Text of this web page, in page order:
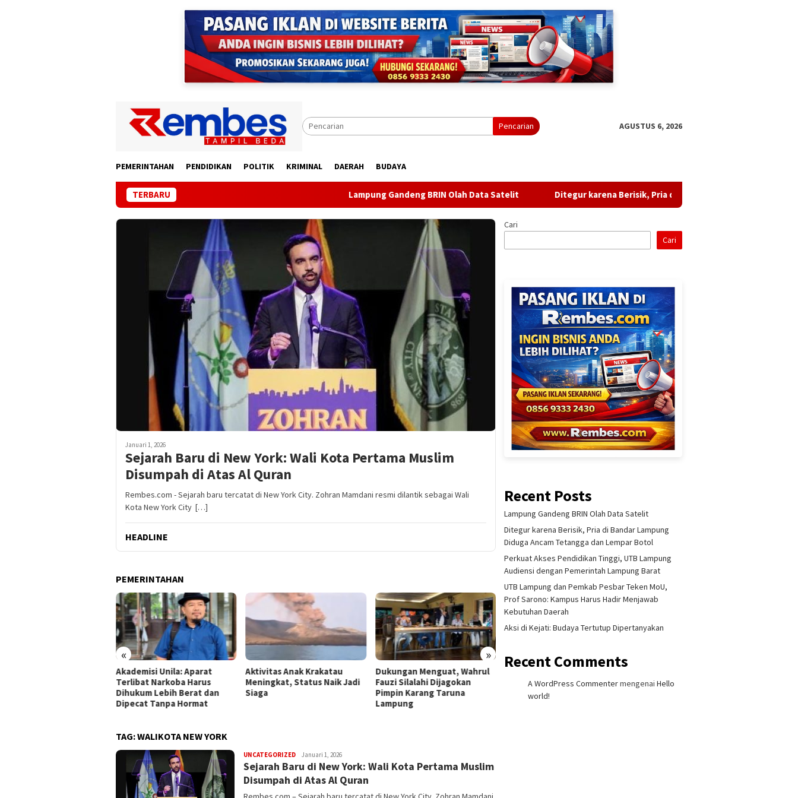
Pencarian AGUSTUS 6, 2026
PEMERINTAHAN PENDIDIKAN POLITIK KRIMINAL DAERAH BUDAYA
TERBARU Lampung Gandeng BRIN Olah Data Satelit Ditegur karena Berisik, Pria di Bandar Lampung Diduga Ancam
Januari 1, 2026
Sejarah Baru di New York: Wali Kota Pertama Muslim
Disumpah di Atas Al Quran
Rembes.com - Sejarah baru tercatat di New York City. Zohran Mamdani resmi dilantik sebagai Wali
Kota New York City […]
HEADLINE
PEMERINTAHAN
« »
Akademisi Unila: Aparat
Terlibat Narkoba Harus
Dihukum Lebih Berat dan
Dipecat Tanpa Hormat
Aktivitas Anak Krakatau
Meningkat, Status Naik Jadi
Siaga
Dukungan Menguat, Wahrul
Fauzi Silalahi Dijagokan
Pimpin Karang Taruna
Lampung
Selamat di Kalianda,
Penjemputan Keluarga
Data Satelit
TAG:WALIKOTA NEW YORK
UNCATEGORIZEDredaksi
rembes
Januari 1, 2026
Sejarah Baru di New York: Wali Kota Pertama Muslim
Disumpah di Atas Al Quran
Cari
Cari
Recent Posts
Lampung Gandeng BRIN Olah Data Satelit
Ditegur karena Berisik, Pria di Bandar Lampung
Diduga Ancam Tetangga dan Lempar Botol
Perkuat Akses Pendidikan Tinggi, UTB Lampung
Audiensi dengan Pemerintah Lampung Barat
UTB Lampung dan Pemkab Pesbar Teken MoU,
Prof Sarono: Kampus Harus Hadir Menjawab
Kebutuhan Daerah
Aksi di Kejati: Budaya Tertutup Dipertanyakan
Recent Comments
A WordPress CommentermengenaiHello
world!